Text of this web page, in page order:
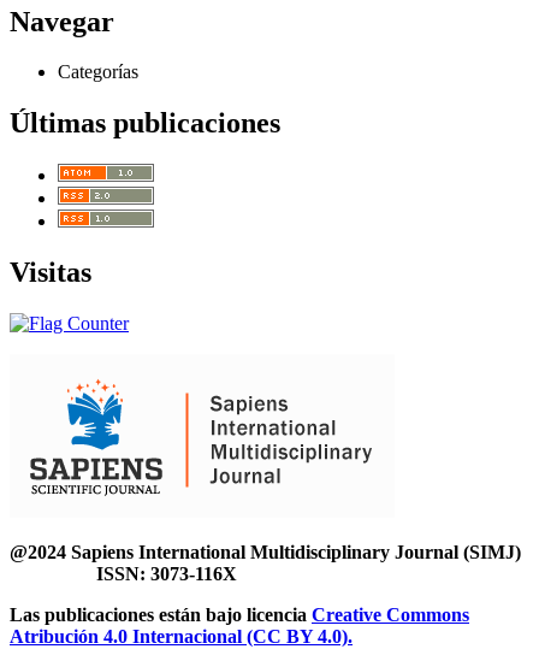
Navegar
Categorías
Últimas publicaciones
Visitas
@2024 Sapiens International Multidisciplinary Journal (SIMJ)
ISSN: 3073-116X
Las publicaciones están bajo licencia Creative Commons
Atribución 4.0 Internacional (CC BY 4.0).